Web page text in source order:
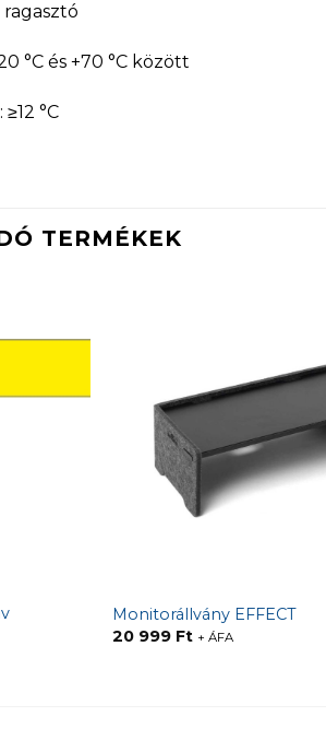
°C és +70 °C között
°C
TERMÉKEK
Monitorállvány EFFECT
20 999 Ft + ÁFA